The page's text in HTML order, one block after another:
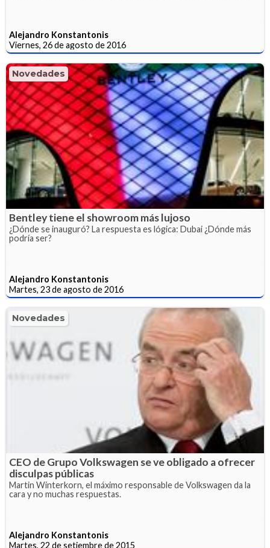
Alejandro Konstantonis
Viernes, 26 de agosto de 2016
Novedades
Bentley tiene el showroom más lujoso
¿Dónde se inauguró? La respuesta es lógica: Dubai ¿Dónde más
podría ser?
Alejandro Konstantonis
Martes, 23 de agosto de 2016
Novedades
CEO de Grupo Volkswagen se ve obligado a ofrecer
disculpas públicas
Martin Winterkorn, el máximo responsable de Volkswagen da la
cara y no muchas respuestas.
Alejandro Konstantonis
Martes, 22 de setiembre de 2015